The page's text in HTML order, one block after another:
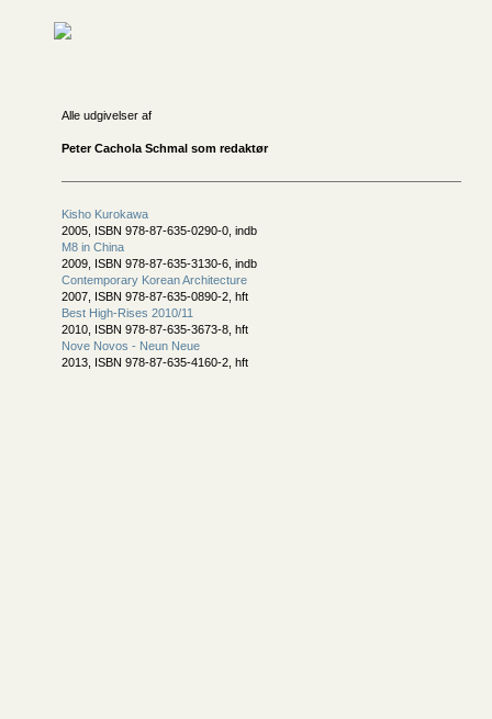
Alle udgivelser af
Peter Cachola Schmal som redaktør
Kisho Kurokawa
2005, ISBN 978-87-635-0290-0, indb
M8 in China
2009, ISBN 978-87-635-3130-6, indb
Contemporary Korean Architecture
2007, ISBN 978-87-635-0890-2, hft
Best High-Rises 2010/11
2010, ISBN 978-87-635-3673-8, hft
Nove Novos - Neun Neue
2013, ISBN 978-87-635-4160-2, hft